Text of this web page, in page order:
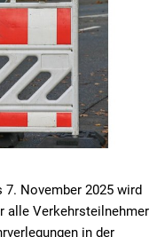
7. November 2025 wird
alle Verkehrsteilnehmer
in der